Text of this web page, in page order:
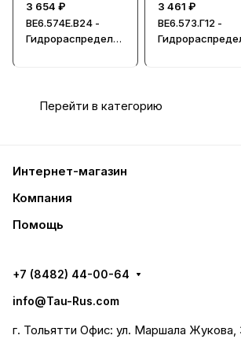
3 654 ₽
ВЕ6.574Е.В24 -
Гидрораспредели
3 461 ₽
ВЕ6.573.Г12 -
Перейти в категорию
Интернет-магазин
Компания
Помощь
+7 (8482) 44-00-64
info@Tau-Rus.com
г. Тольятти Офис: ул. Маршала Жукова,